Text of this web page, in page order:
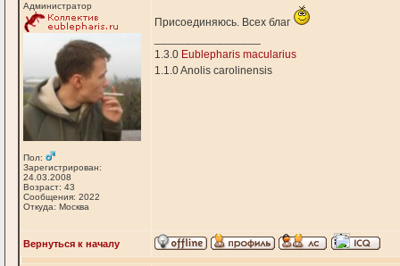
Администратор
Пол:
Зарегистрирован:
24.03.2008
Возраст: 43
Сообщения: 2022
Откуда: Москва
Присоединяюсь. Всех благ
1.3.0 Eublepharis macularius
1.1.0 Anolis carolinensis
Вернуться к началу